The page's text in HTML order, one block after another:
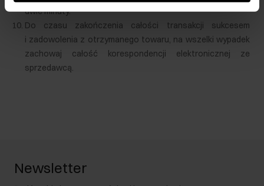
dwie minuty.
Do czasu zakończenia całości transakcji sukcesem
i zadowolenia z otrzymanego towaru, na wszelki wypadek
zachowaj całość korespondencji elektronicznej ze
sprzedawcą.
Newsletter